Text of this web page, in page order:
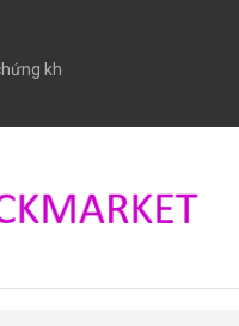
khoán
MBA… giàu kinh nghiệm và
tư, tiêu chuẩn đạo đức cao